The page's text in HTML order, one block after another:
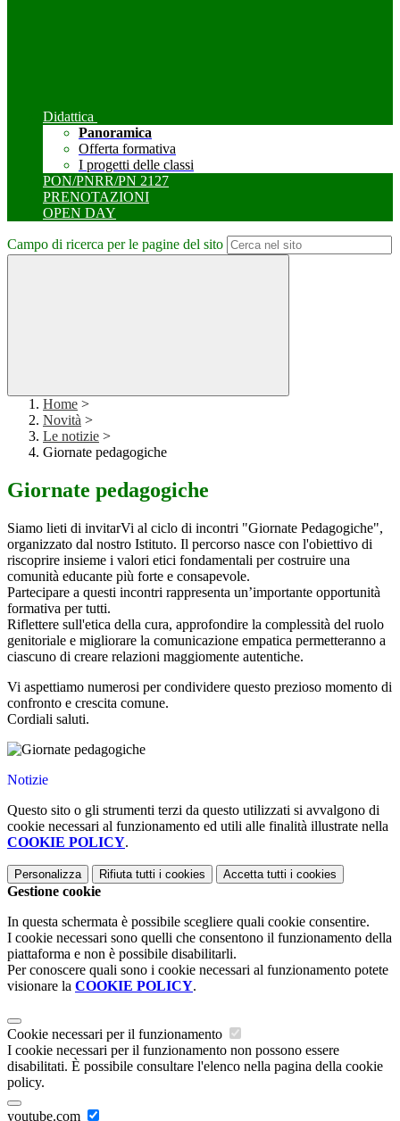
Didattica
Panoramica
Offerta formativa
I progetti delle classi
PON/PNRR/PN 2127
PRENOTAZIONI
OPEN DAY
Campo di ricerca per le pagine del sito
Home >
Novità >
Le notizie >
Giornate pedagogiche
Giornate pedagogiche
Siamo lieti di invitarVi al ciclo di incontri "Giornate Pedagogiche",
organizzato dal nostro Istituto. Il percorso nasce con l'obiettivo di
riscoprire insieme i valori etici fondamentali per costruire una
comunità educante più forte e consapevole.
​Partecipare a questi incontri rappresenta un’importante opportunità
formativa per tutti.
​Riflettere sull'etica della cura, approfondire la complessità del ruolo
genitoriale e ​migliorare la comunicazione empatica permetteranno a
ciascuno di creare relazioni maggiomente autentiche.
​Vi aspettiamo numerosi per condividere questo prezioso momento di
confronto e crescita comune.
​Cordiali saluti.
Notizie
Questo sito o gli strumenti terzi da questo utilizzati si avvalgono di
cookie necessari al funzionamento ed utili alle finalità illustrate nella
COOKIE POLICY.
Personalizza Rifiuta tutti i cookies Accetta tutti i cookies
Gestione cookie
In questa schermata è possibile scegliere quali cookie consentire.
I cookie necessari sono quelli che consentono il funzionamento della
piattaforma e non è possibile disabilitarli.
Per conoscere quali sono i cookie necessari al funzionamento potete
visionare la COOKIE POLICY.
Cookie necessari per il funzionamento
I cookie necessari per il funzionamento non possono essere
disabilitati. È possibile consultare l'elenco nella pagina della cookie
policy.
youtube.com